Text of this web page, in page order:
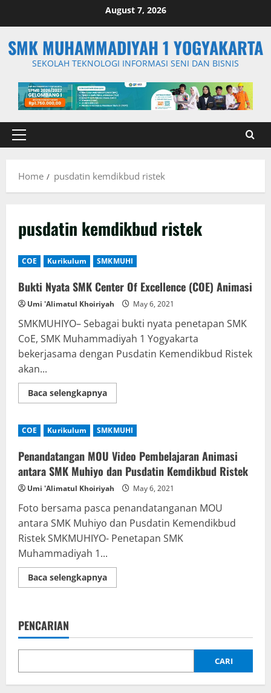
August 7, 2026
SMK MUHAMMADIYAH 1 YOGYAKARTA
SEKOLAH TEKNOLOGI INFORMASI SENI DAN BISNIS
Primary
Home
pusdatin kemdikbud ristek
pusdatin kemdikbud ristek
COE Kurikulum SMKMUHI
Bukti Nyata SMK Center Of Excellence (COE) Animasi
Umi 'Alimatul Khoiriyah May 6, 2021
SMKMUHIYO– Sebagai bukti nyata penetapan SMK
CoE, SMK Muhammadiyah 1 Yogyakarta
bekerjasama dengan Pusdatin Kemendikbud Ristek
akan...
Baca selengkapnyaRead
more
Nyata
SMK
Of
Excellence
(COE)
Animasi
COE Kurikulum SMKMUHI
Penandatangan MOU Video Pembelajaran Animasi
antara SMK Muhiyo dan Pusdatin Kemdikbud Ristek
Umi 'Alimatul Khoiriyah May 6, 2021
Foto bersama pasca penandatanganan MOU
antara SMK Muhiyo dan Pusdatin Kemendikbud
Ristek SMKMUHIYO- Penetapan SMK
Muhammadiyah 1...
Baca selengkapnyaRead
more
Animasi
SMK
dan
Kemdikbud
PENCARIAN
CARI